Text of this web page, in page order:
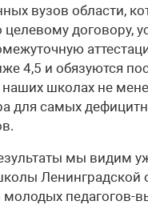
вузов области,
целевому договору,
4,5 и обязуются
наших школах не
для самых
мы видим
Ленинградской
молодых педагогов-